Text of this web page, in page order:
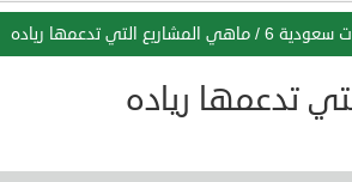
سعودية 6 / ماهي المشاريع التي تدعمها رياده
تدعمها رياده